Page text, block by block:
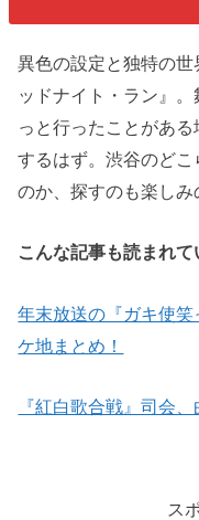
異色の設定と独特の世
ッドナイト・ラン』
っと行ったことがあ
するはず。渋谷のど
のか、探すのも楽しみ
こんな記事も読まれて
年末放送の『ガキ使
ケ地まとめ！
『紅白歌合戦』司会
ス